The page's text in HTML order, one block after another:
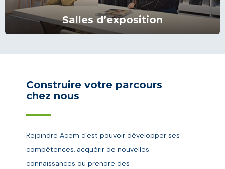
Salles d’exposition
Construire votre parcours
chez nous
Rejoindre Acem c’est pouvoir développer ses
compétences, acquérir de nouvelles
connaissances ou prendre des